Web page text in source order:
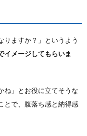
りますか？」というよう
イメージしてもらいま
ね」とお役に立てそうな
とで、腹落ち感と納得感